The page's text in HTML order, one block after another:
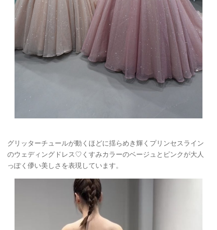
グリッターチュールが動くほどに揺らめき輝くプリンセスライン
のウェディングドレス♡くすみカラーのベージュとピンクが大人
っぽく儚い美しさを表現しています。